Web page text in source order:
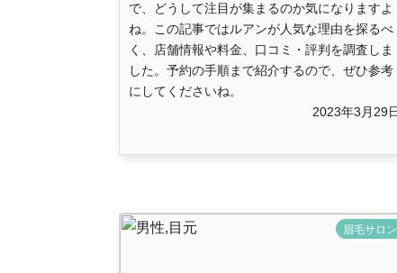
で、どうして注目が集まるのか気になりますよ
ね。この記事ではルアンが人気な理由を探るべ
く、店舗情報や料金、口コミ・評判を調査しま
した。予約の手順まで紹介するので、ぜひ参考
にしてくださいね。
2023年3月29
眉毛サロン